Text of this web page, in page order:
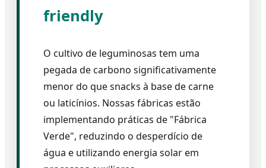
friendly
O cultivo de leguminosas tem uma
pegada de carbono significativamente
menor do que snacks à base de carne
ou laticínios. Nossas fábricas estão
implementando práticas de "Fábrica
Verde", reduzindo o desperdício de
água e utilizando energia solar em